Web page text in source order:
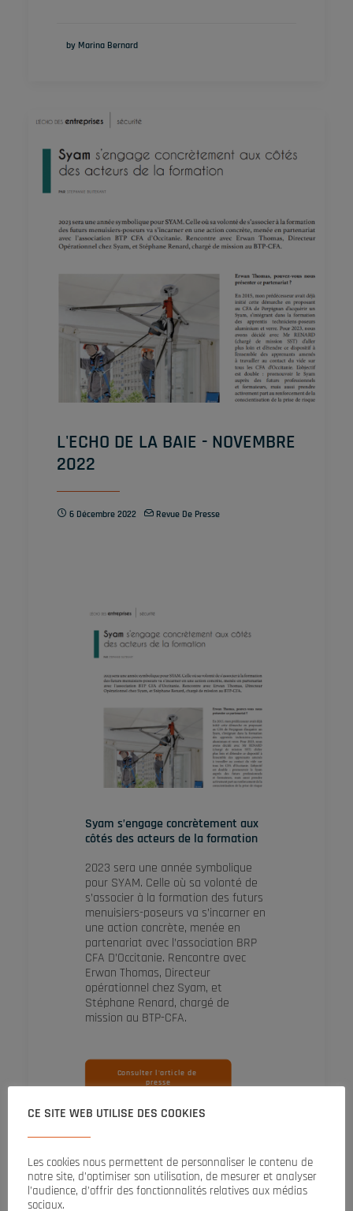
by Marina Bernard
L'ECHO DE LA BAIE - NOVEMBRE
2022
6 Décembre 2022 Revue De Presse
Syam s’engage concrètement aux
côtés des acteurs de la formation
2023 sera une année symbolique
pour SYAM. Celle où sa volonté de
s’associer à la formation des futurs
menuisiers-poseurs va s’incarner en
une action concrète, menée en
partenariat avec l’association BRP
CFA D’Occitanie. Rencontre avec
Erwan Thomas, Directeur
opérationnel chez Syam, et
Stéphane Renard, chargé de
mission au BTP-CFA.
Consulter l'article de
presse
L’Echo de la Baie – Novembre 2022
N° 149 – Page 50/51
CE SITE WEB UTILISE DES COOKIES
Les cookies nous permettent de personnaliser le contenu de
notre site, d’optimiser son utilisation, de mesurer et analyser
l’audience, d’offrir des fonctionnalités relatives aux médias
sociaux.